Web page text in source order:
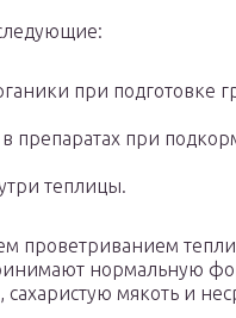
при подготовке
препаратах при
теплицы.
проветриванием
нормальную
сахаристую мякоть и